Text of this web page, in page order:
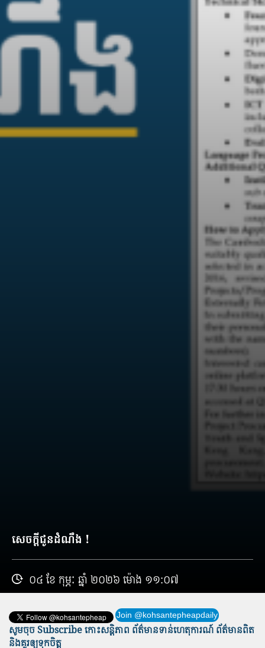
សេចក្តីជូនដំណឹង !
០៤ ខែ កុម្ភៈ ឆ្នាំ ២០២៦ ម៉ោង ១១:០៧
Join @kohsantepheapdaily
សូមចុច Subscribe កោះសន្តិភាព ព័ត៌មាន​ទាន់​ហេតុការណ៍ ព័ត៌មានពិត
និង​គួរឲ្យទុកចិត្ត